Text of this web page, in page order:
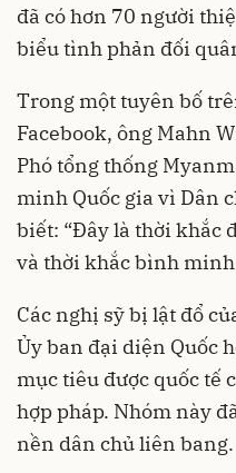
đã có hơn 70 người
biểu tình phản đối
Trong một tuyên bố
Facebook, ông Mahn
Phó tổng thống
minh Quốc gia vì Dân
biết: “Đây là thời khắc
và thời khắc bình minh
Các nghị sỹ bị lật đổ
Ủy ban đại diện Quốc
mục tiêu được quốc tế
hợp pháp. Nhóm này
nền dân chủ liên bang.